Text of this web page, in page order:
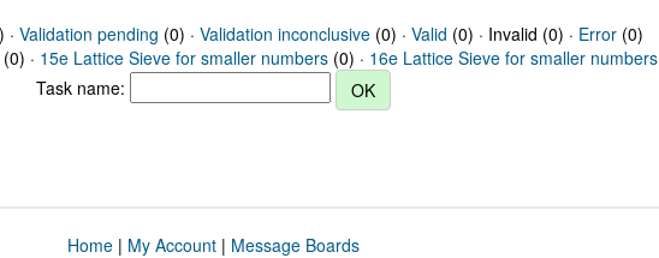
Validation pending (0) · Validation inconclusive(0) · Valid (0) · Invalid (0) · Error(0)
· 15e Lattice Sieve for smaller numbers (0) · 16e Lattice Sieve for smaller numbers
Task name:
Home| My Account| Message Boards